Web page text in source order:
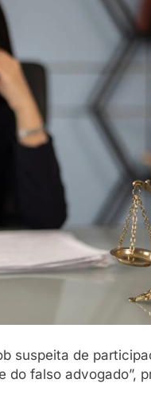
suspeita de
do falso advogado”,
faz pudim
seu almoço,
ou festa ainda